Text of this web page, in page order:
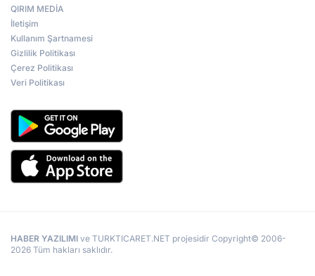
QIRIM MEDİA
İletişim
Kullanım Şartnamesi
Gizlilik Politikası
Çerez Politikası
Veri Politikası
HABER YAZILIMI ve TURKTICARET.NET projesidir Copyright© 2006-
2026 Tüm hakları saklıdır.